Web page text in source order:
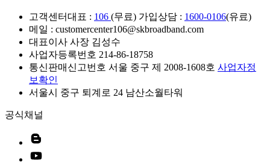
고객센터대표 : 106 (무료) 가입상담 : 1600-0106(유료)
메일 : customercenter106@skbroadband.com
대표이사 사장 김성수
사업자등록번호 214-86-18758
통신판매신고번호 서울 중구 제 2008-1608호 사업자정
보확인
서울시 중구 퇴계로 24 남산소월타워
공식채널